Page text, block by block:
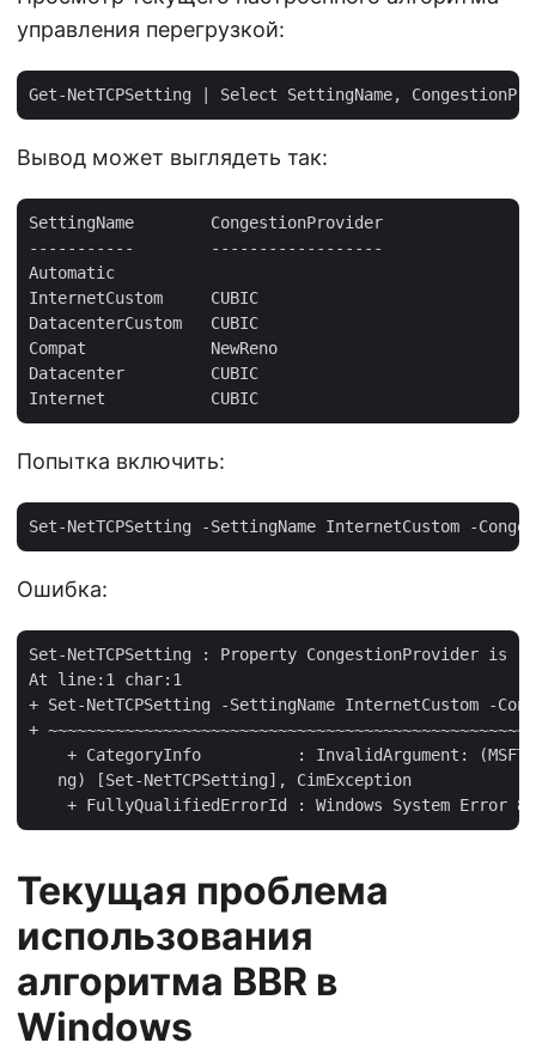
управления перегрузкой:
Вывод может выглядеть так:
SettingName        CongestionProvider
-----------        ------------------
Automatic
InternetCustom     CUBIC
DatacenterCustom   CUBIC
Compat             NewReno
Datacenter         CUBIC
Попытка включить:
Ошибка:
Set-NetTCPSetting : Property CongestionProvider is
At line:1 char:1
+ Set-NetTCPSetting -SettingName InternetCustom -
+
+ CategoryInfo          : InvalidArgument:
   ng) [Set-NetTCPSetting], CimException
Текущая проблема
использования
алгоритма BBR в
Windows